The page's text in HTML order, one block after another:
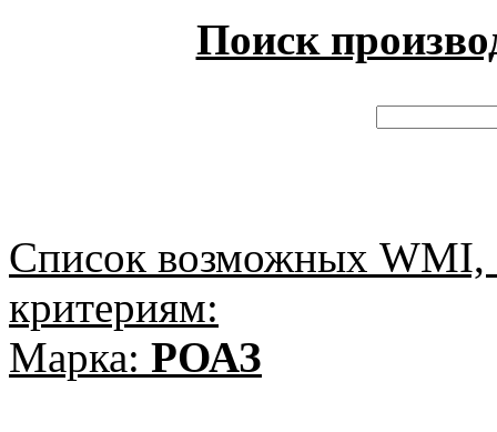
Поиск
Список возможных
критериям:
Марка: РОАЗ